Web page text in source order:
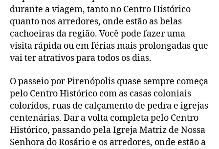
durante a viagem, tanto no Centro Histórico
quanto nos arredores, onde estão as belas
cachoeiras da região. Você pode fazer uma
visita rápida ou em férias mais prolongadas que
vai ter atrativos para todos os dias.
O passeio por Pirenópolis quase sempre começa
pelo Centro Histórico com as casas coloniais
coloridos, ruas de calçamento de pedra e igrejas
centenárias. Dar a volta completa pelo Centro
Histórico, passando pela Igreja Matriz de Nossa
Senhora do Rosário e os arredores, onde estão a